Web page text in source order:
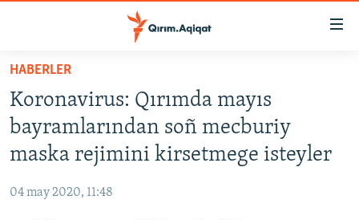
Esas
qaytmaq
Baş
navigatsiyağa
qaytmaq
Qıdıruvğa
qaytmaq
İQTİSADİYAT
MEDENİYET
HABERLER
Koronavirus: Qırımda mayıs
bayramlarından soñ mecburiy
maska rejimini kirsetmege isteyler
04 may 2020, 11:48